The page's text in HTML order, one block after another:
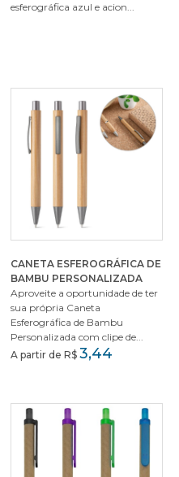
esferográfica azul e acion...
CANETA ESFEROGRÁFICA DE
BAMBU PERSONALIZADA
Aproveite a oportunidade de ter
sua própria Caneta
Esferográfica de Bambu
Personalizada com clipe de...
A partir de R$ 3,44